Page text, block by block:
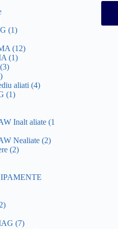
11
1212
11
33
3
produse
aliati 44
11
Inalt aliate 1
Nealiate 22
22
22
77